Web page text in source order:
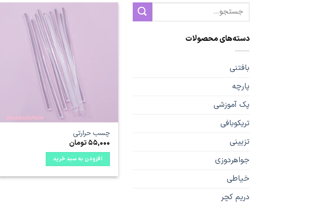
جستجو
برای:
دسته‌های محصولات
بافتنی
پارچه
پک آموزشی
تریکوبافی
تزیینی
جواهردوزی
خیاطی
دریم کچر
چسب حرارتی
55,000تومان
افزودن به سبد خرید